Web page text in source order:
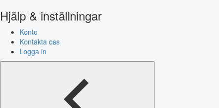
Hjälp & inställningar
Konto
Kontakta oss
Logga in